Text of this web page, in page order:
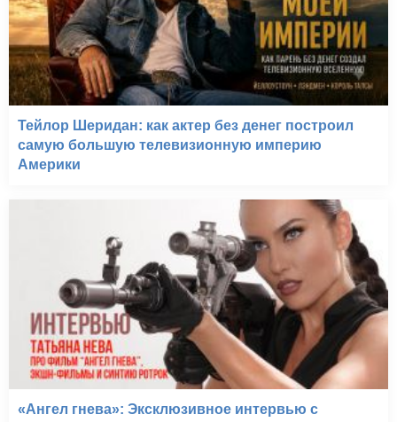
Тейлор Шеридан: как актер без денег построил
самую большую телевизионную империю
Америки
«Ангел гнева»: Эксклюзивное интервью с